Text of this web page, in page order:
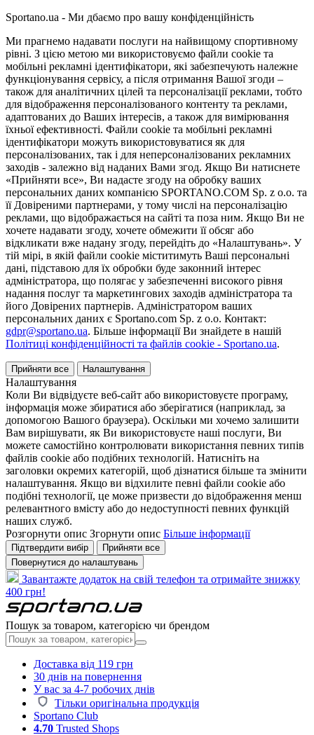
Sportano.ua - Ми дбаємо про вашу конфіденційність
Ми прагнемо надавати послуги на найвищому спортивному
рівні. З цією метою ми використовуємо файли cookie та
мобільні рекламні ідентифікатори, які забезпечують належне
функціонування сервісу, а після отримання Вашої згоди –
також для аналітичних цілей та персоналізації реклами, тобто
для відображення персоналізованого контенту та реклами,
адаптованих до Ваших інтересів, а також для вимірювання
їхньої ефективності. Файли cookie та мобільні рекламні
ідентифікатори можуть використовуватися як для
персоналізованих, так і для неперсоналізованих рекламних
заходів - залежно від наданих Вами згод. Якщо Ви натиснете
«Прийняти все», Ви надасте згоду на обробку ваших
персональних даних компанією SPORTANO.COM Sp. z o.o. та
її Довіреними партнерами, у тому числі на персоналізацію
реклами, що відображається на сайті та поза ним. Якщо Ви не
хочете надавати згоду, хочете обмежити її обсяг або
відкликати вже надану згоду, перейдіть до «Налаштувань». У
тій мірі, в якій файли cookie міститимуть Ваші персональні
дані, підставою для їх обробки буде законний інтерес
адміністратора, що полягає у забезпеченні високого рівня
надання послуг та маркетингових заходів адміністратора та
його Довірених партнерів. Адміністратором ваших
персональних даних є Sportano.com Sp. z o.o. Контакт:
gdpr@sportano.ua. Більше інформації Ви знайдете в нашій
Політиці конфіденційності та файлів cookie - Sportano.ua.
Прийняти все Налаштування
Налаштування
Коли Ви відвідуєте веб-сайт або використовуєте програму,
інформація може збиратися або зберігатися (наприклад, за
допомогою Вашого браузера). Оскільки ми хочемо залишити
Вам вирішувати, як Ви використовуєте наші послуги, Ви
можете самостійно контролювати використання певних типів
файлів cookie або подібних технологій. Натисніть на
заголовки окремих категорій, щоб дізнатися більше та змінити
налаштування. Якщо ви відхилите певні файли cookie або
подібні технології, це може призвести до відображення менш
релевантного вмісту або до недоступності певних функцій
наших служб.
Розгорнути опис Згорнути опис Більше інформації
Підтвердити вибір
Прийняти все
Повернутися до налаштувань
Завантажте додаток на свій телефон та отримайте знижку
400 грн!
Пошук за товаром, категорією чи брендом
Доставка від 119 грн
30 днів на повернення
У вас за 4-7 робочих днів
Тільки оригінальна продукція
Sportano Club
4.70 Trusted Shops